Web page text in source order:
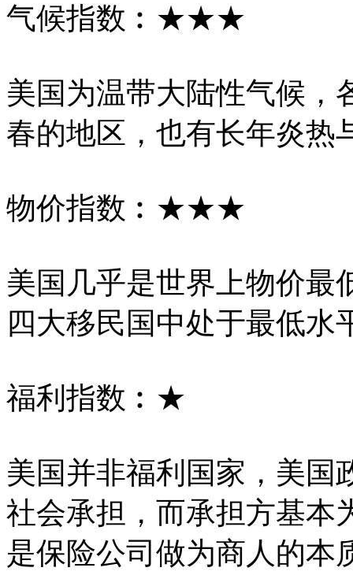
气候指数︰★★★
美国为温带大陆性气候，
春的地区，也有长年炎热
物价指数︰★★★
美国几乎是世界上物价最
四大移民国中处于最低水
福利指数︰★
美国并非福利国家，美国
社会承担，而承担方基本
是保险公司做为商人的本